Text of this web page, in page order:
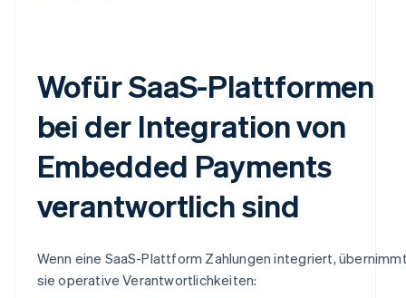
Wofür SaaS-Plattformen
bei der Integration von
Embedded Payments
verantwortlich sind
Wenn eine SaaS-Plattform Zahlungen integriert,
sie operative Verantwortlichkeiten: